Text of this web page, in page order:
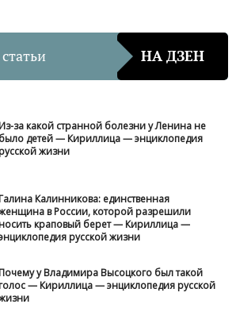
НА ДЗЕН
Из-за какой странной болезни у Ленина не
было детей — Кириллица — энциклопедия
русской жизни
Галина Калинникова: единственная
в России, которой разрешили
носить краповый берет — Кириллица —
русской жизни
Почему у Владимира Высоцкого был такой
голос — Кириллица — энциклопедия русской